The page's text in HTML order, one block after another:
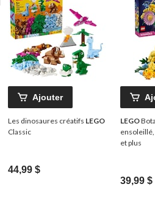
Ajouter
Les dinosaures créatifs LEGO
Classic
44,99 $
LEGO
ensoleillé,
et plus
39,99 $